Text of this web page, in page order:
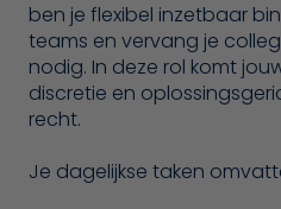
ben je flexibel inzetbaar
teams en vervang je
nodig. In deze rol komt
discretie en
recht.
Je dagelijkse taken